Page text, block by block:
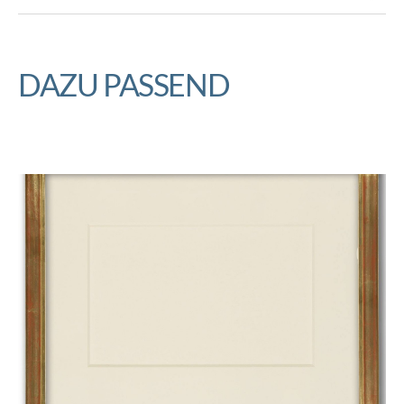
DAZU PASSEND